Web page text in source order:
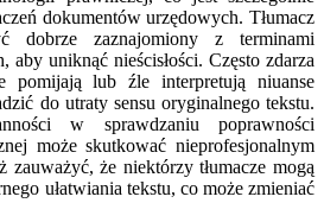
dokumentów urzędowych. Tłumacz
dobrze zaznajomiony z terminami
uniknąć nieścisłości. Często zdarza
pomijają lub źle interpretują niuanse
do utraty sensu oryginalnego tekstu.
w sprawdzaniu poprawności
może skutkować nieprofesjonalnym
zauważyć, że niektórzy tłumacze mogą
ułatwiania tekstu, co może zmieniać